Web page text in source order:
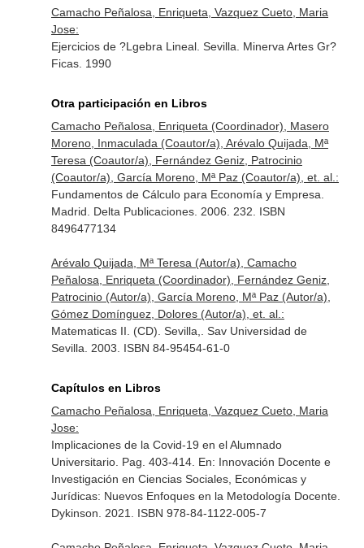
Camacho Peñalosa, Enriqueta, Vazquez Cueto, Maria
Jose:
Ejercicios de ?Lgebra Lineal. Sevilla. Minerva Artes Gr?
Ficas. 1990
Otra participación en Libros
Camacho Peñalosa, Enriqueta (Coordinador), Masero
Moreno, Inmaculada (Coautor/a), Arévalo Quijada, Mª
Teresa (Coautor/a), Fernández Geniz, Patrocinio
(Coautor/a), García Moreno, Mª Paz (Coautor/a), et. al.:
Fundamentos de Cálculo para Economía y Empresa.
Madrid. Delta Publicaciones. 2006. 232. ISBN
8496477134
Arévalo Quijada, Mª Teresa (Autor/a), Camacho
Peñalosa, Enriqueta (Coordinador), Fernández Geniz,
Patrocinio (Autor/a), García Moreno, Mª Paz (Autor/a),
Gómez Domínguez, Dolores (Autor/a), et. al.:
Matematicas II. (CD). Sevilla,. Sav Universidad de
Sevilla. 2003. ISBN 84-95454-61-0
Capítulos en Libros
Camacho Peñalosa, Enriqueta, Vazquez Cueto, Maria
Jose:
Implicaciones de la Covid-19 en el Alumnado
Universitario. Pag. 403-414. En: Innovación Docente e
Investigación en Ciencias Sociales, Económicas y
Jurídicas: Nuevos Enfoques en la Metodología Docente.
Dykinson. 2021. ISBN 978-84-1122-005-7